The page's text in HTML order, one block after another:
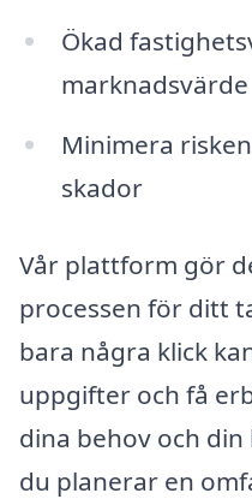
Ökad
marknadsvärde
Minimera
skador
Vår plattform gör
processen för ditt
bara några klick
uppgifter och få
dina behov och
du planerar en